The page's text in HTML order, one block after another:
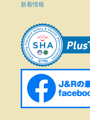
新着情報